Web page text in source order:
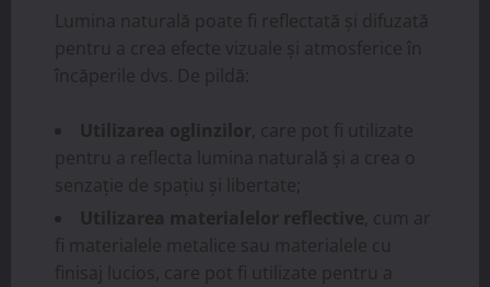
Lumina naturală poate fi reflectată și difuzată
pentru a crea efecte vizuale și atmosferice în
încăperile dvs. De pildă:
Utilizarea oglinzilor, care pot fi utilizate
pentru a reflecta lumina naturală și a crea o
senzație de spațiu și libertate;
Utilizarea materialelor reflective, cum ar
fi materialele metalice sau materialele cu
finisaj lucios, care pot fi utilizate pentru a